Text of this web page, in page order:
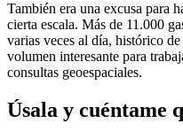
También era una excusa para
cierta escala. Más de 11.000
varias veces al día, histórico
volumen interesante para
consultas geoespaciales.
Úsala y cuéntame